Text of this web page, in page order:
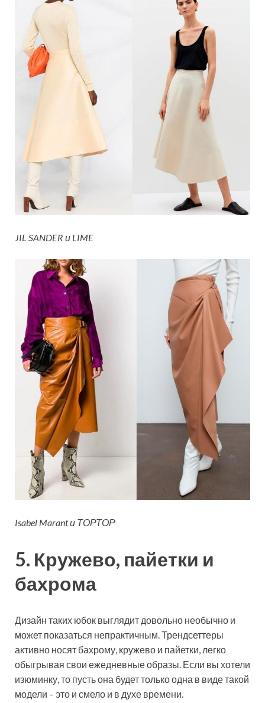
JIL SANDER и LIME
Isabel Marant и ТОРТОР
5. Кружево, пайетки и
бахрома
Дизайн таких юбок выглядит довольно необычно и
может показаться непрактичным. Трендсеттеры
активно носят бахрому, кружево и пайетки, легко
обыгрывая свои ежедневные образы. Если вы хотели
изюминку, то пусть она будет только одна в виде такой
модели – это и смело и в духе времени.